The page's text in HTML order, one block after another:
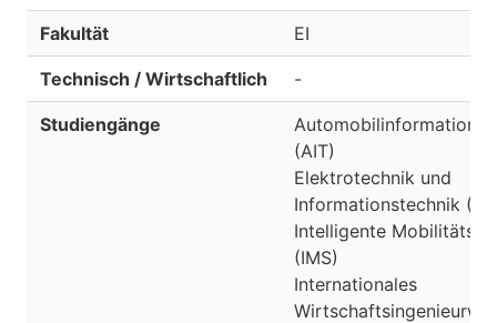
Fakultät EI
Technisch / Wirtschaftlich -
Studiengänge
(AIT)
Elektrotechnik und
Informationstechnik
Intelligente
(IMS)
Internationales